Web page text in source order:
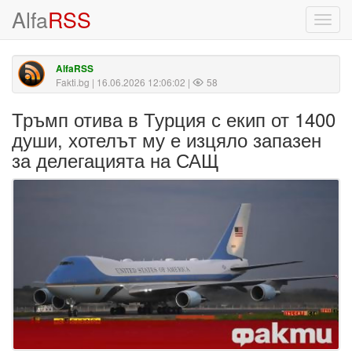
AlfaRSS
AlfaRSS
Fakti.bg | 16.06.2026 12:06:02 | 58
Тръмп отива в Турция с екип от 1400
души, хотелът му е изцяло запазен
за делегацията на САЩ